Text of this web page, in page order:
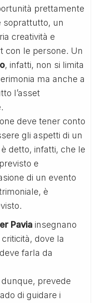
prettamente
soprattutto, un
creatività e
con le persone. Un
, infatti, non si limita
ma anche a
l’asset
deve tener conto
gli aspetti di un
detto, infatti, che le
e
di un evento
è
Pavia insegnano
dove la
farla da
dunque, prevede
di guidare i